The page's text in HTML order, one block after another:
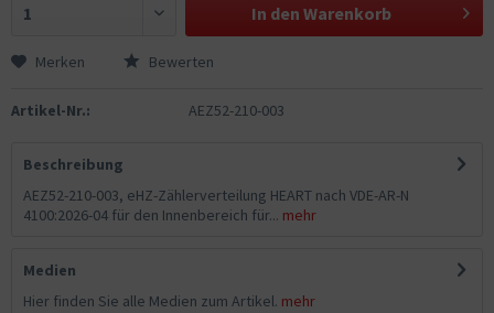
In den Warenkorb
Merken Bewerten
Artikel-Nr.: AEZ52-210-003
Beschreibung
AEZ52-210-003, eHZ-Zählerverteilung HEART nach VDE-AR-N
4100:2026-04 für den Innenbereich für... mehr
Medien
Hier finden Sie alle Medien zum Artikel. mehr